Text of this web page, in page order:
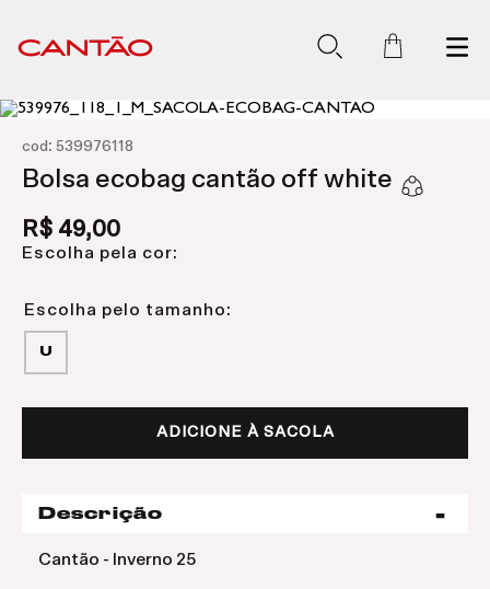
cod : 539976118
Bolsa ecobag cantão off white
R$ 49,00
Escolha pela cor:
U
ADICIONE À SACOLA
Descrição
Cantão - Inverno 25